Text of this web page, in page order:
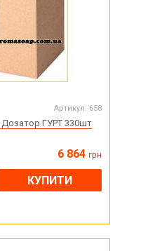
Артикул: 658
ГУРТ 330шт
6 864 грн
КУПИТИ